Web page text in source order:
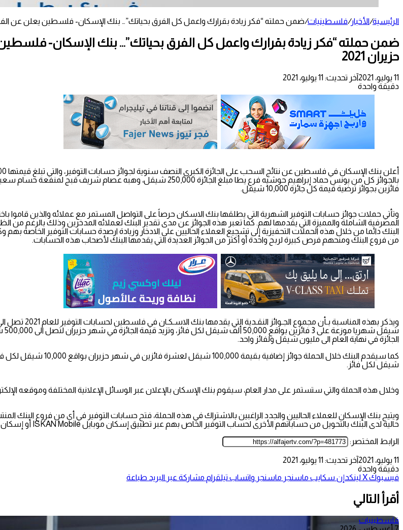
الرئيسية/الأخبار/فلسطينيات/ضمن حملته “فكر زيادة بقرارك واعمل كل الفرق بحياتك”… بنك الإسكان- فلسطين يعلن عن
ضمن حملته “فكر زيادة بقرارك واعمل كل الفرق بحياتك”… بنك الإسكان- فلسطين
حزيران 2021
11 يوليو، 2021
آخر تحديث: 11 يوليو، 2021
دقيقة واحدة
فائزين بجوائز ترضية قيمة كل جائزة 10,000 شيقل.
وتأتي حملات جوائز حسابات التوفير الشهرية التي يطلقها بنك الاسكان حرصاً على التواصل المستمر مع عملائه والذين قاموا
المصرفية الشاملة والمميزة التي يقدمها لهم. كما تعبر هذه الجوائز عن مدى تقدير البنك لعملائه المدخرين وذلك بالرغم من
البنك دائما من خلال هذه الحملات التحفيزية إلى تشجيع العملاء الحاليين على الادخار وزيادة ارصدة حسابات التوفير الخاصة
من فروع البنك ومنحهم فرص كبيرة لربح واحدة أو أكثر من الجوائز العديدة التي يقدمها البنك لأصحاب هذه الحسابات.
الجائزة في نهاية العام الى مليون شيقل ولفائز واحد.
شيقل لكل فائز.
وخلال هذه الحملة والتي ستستمر على مدار العام، سيقوم بنك الإسكان بالإعلان عبر الوسائل الإعلانية المختلفة وموقعه
ويتيح بنك الإسكان للعملاء الحاليين والجدد الراغبين بالاشتراك في هذه الحملة، فتح حسابات التوفير في أي من فروع البنك
حالية لدى البنك بالتحويل من حساباتهم الأخرى لحساب التوفير الخاص بهم عبر تطبيق إسكان موبايل ISKAN Mobile أو إسكان اون لاين.
الرابط المختصر:
11 يوليو، 2021
آخر تحديث: 11 يوليو، 2021
دقيقة واحدة
فيسبوك‫Xلينكدإن سكايب ماسنجر ماسنجر واتساب تيلقرام مشاركة عبر البريد طباعة
أقرأ التالي
فلسطينيات